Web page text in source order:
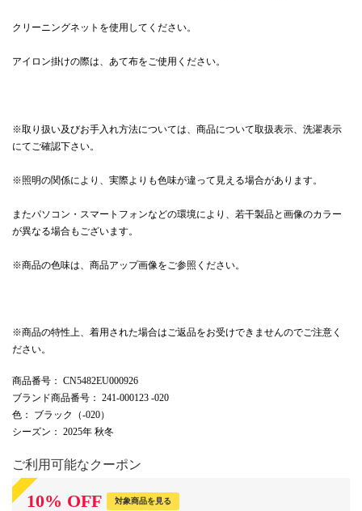
クリーニングネットを使用してください。
アイロン掛けの際は、あて布をご使用ください。
※取り扱い及びお手入れ方法については、商品について取扱表示、洗濯表示
にてご確認下さい。
※照明の関係により、実際よりも色味が違って見える場合があります。
またパソコン・スマートフォンなどの環境により、若干製品と画像のカラー
が異なる場合もございます。
※商品の色味は、商品アップ画像をご参照ください。
※商品の特性上、着用された場合はご返品をお受けできませんのでご注意く
ださい。
商品番号 ： CN5482EU000926
ブランド商品番号 ： 241-000123 -020
色 ： ブラック（-020）
シーズン ： 2025年 秋冬
ご利用可能なクーポン
10% OFF 対象商品を見る